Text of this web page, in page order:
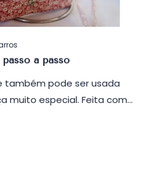
a passo
também pode ser usada
muito especial. Feita com…